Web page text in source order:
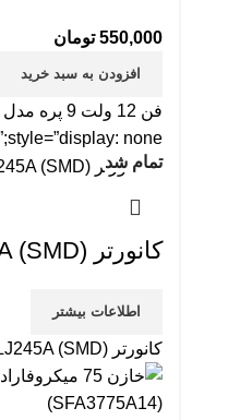
550,000 تومان
افزودن به سبد خرید
style=”display: none;”>فن بخورسرد</h3>
تمام شد
کانورتر LJ245A (SMD)
اطلاعات بیشتر
کانورتر LJ245A (SMD)